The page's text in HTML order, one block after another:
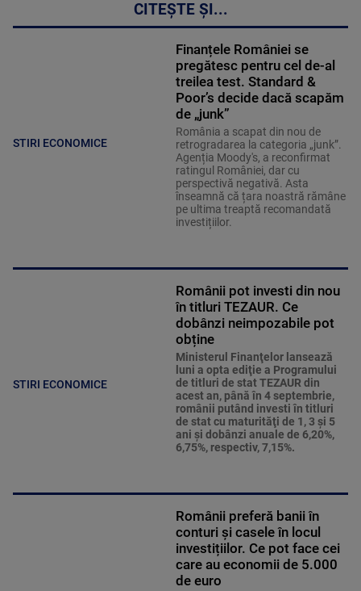
CITEȘTE ȘI...
STIRI ECONOMICE
Finanțele României se
pregătesc pentru cel de-al
treilea test. Standard &
Poor’s decide dacă scapăm
de „junk”
România a scapat din nou de
retrogradarea la categoria „junk”.
Agenția Moody's, a reconfirmat
ratingul României, dar cu
perspectivă negativă. Asta
înseamnă că țara noastră rămâne
pe ultima treaptă recomandată
investițiilor.
STIRI ECONOMICE
Românii pot investi din nou
în titluri TEZAUR. Ce
dobânzi neimpozabile pot
obține
Ministerul Finanţelor lansează
luni a opta ediţie a Programului
de titluri de stat TEZAUR din
acest an, până în 4 septembrie,
românii putând investi în titluri
de stat cu maturităţi de 1, 3 şi 5
ani şi dobânzi anuale de 6,20%,
6,75%, respectiv, 7,15%.
Românii preferă banii în
conturi și casele în locul
investițiilor. Ce pot face cei
care au economii de 5.000
de euro